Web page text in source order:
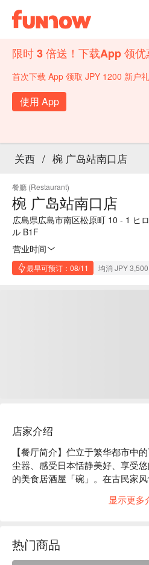
限时 3 倍送！下载App 领优
首次下载 App 领取 JPY 1200 新户礼
使用 App
关西 / 椀 广岛站南口店
餐廳 (Restaurant)
椀 广岛站南口店
広島県広島市南区松原町 10 - 1 ヒ
ル B1F
营业时间
最早可预订：08/11 均消 JPY 3,500
店家介绍
【餐厅简介】伫立于繁华都市中
尘嚣、感受日本恬静美好、享受
的美食居酒屋「碗」。在古民家
【店家氛围】「美食居酒屋 碗」
间。在匠人精心设计的沉稳日式氛
客、带您品味日常之美。此外，
显示更多
热门商品